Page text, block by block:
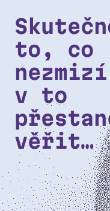
to, co
v to
věřit…